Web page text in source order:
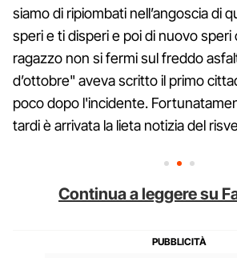
siamo di ripiombati nell’angoscia di
speri e ti disperi e poi di nuovo speri
ragazzo non si fermi sul freddo
d’ottobre" aveva scritto il primo
poco dopo l'incidente.
tardi è arrivata la lieta notizia del
Continua a leggere su